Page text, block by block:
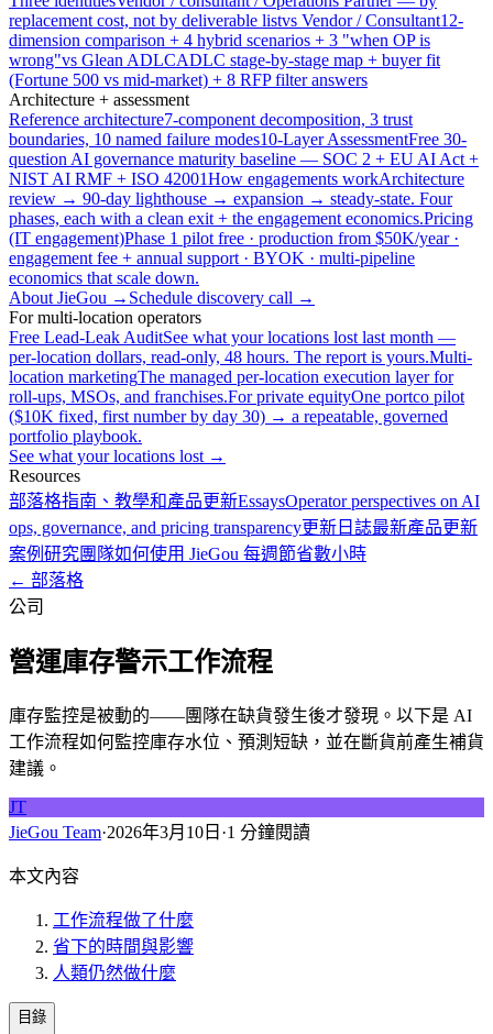
replacement cost, not by deliverable listvs Vendor / Consultant12-
dimension comparison + 4 hybrid scenarios + 3 "when OP is
wrong"vs Glean ADLCADLC stage-by-stage map + buyer fit
(Fortune 500 vs mid-market) + 8 RFP filter answers
Architecture + assessment
Reference architecture7-component decomposition, 3 trust
boundaries, 10 named failure modes10-Layer AssessmentFree 30-
question AI governance maturity baseline — SOC 2 + EU AI Act +
NIST AI RMF + ISO 42001How engagements workArchitecture
review → 90-day lighthouse → expansion → steady-state. Four
phases, each with a clean exit + the engagement economics.Pricing
(IT engagement)Phase 1 pilot free · production from $50K/year ·
engagement fee + annual support · BYOK · multi-pipeline
economics that scale down.
About JieGou → Schedule discovery call →
For multi-location operators
Free Lead-Leak AuditSee what your locations lost last month —
per-location dollars, read-only, 48 hours. The report is yours.Multi-
location marketingThe managed per-location execution layer for
roll-ups, MSOs, and franchises.For private equityOne portco pilot
($10K fixed, first number by day 30) → a repeatable, governed
portfolio playbook.
See what your locations lost →
Resources
部落格指南、教學和產品更新EssaysOperator perspectives on AI
ops, governance, and pricing transparency更新日誌最新產品更新
案例研究團隊如何使用 JieGou 每週節省數小時
← 部落格
公司
營運庫存警示工作流程
庫存監控是被動的——團隊在缺貨發生後才發現。以下是 AI
工作流程如何監控庫存水位、預測短缺，並在斷貨前產生補貨
建議。
JT
JieGou Team·2026年3月10日 ·1 分鐘閱讀
本文內容
工作流程做了什麼
省下的時間與影響
人類仍然做什麼
目錄